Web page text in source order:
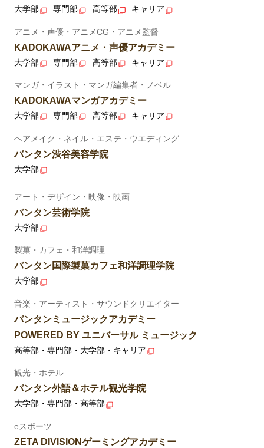
大学部 専門部 高等部 キャリア
アニメ・声優・アニメCG・アニメ監督
KADOKAWAアニメ・声優アカデミー
大学部 専門部 高等部 キャリア
マンガ・イラスト・マンガ編集者・ノベル
KADOKAWAマンガアカデミー
大学部 専門部 高等部 キャリア
ヘアメイク・ネイル・エステ・ウエディング
バンタン渋谷美容学院
大学部
アート・デザイン・映像・映画
バンタン芸術学院
大学部
製菓・カフェ・和洋調理
バンタン国際製菓カフェ和洋調理学院
大学部
音楽・アーティスト・サウンドクリエイター
バンタンミュージックアカデミー
POWERED BY ユニバーサル ミュージック
高等部・専門部・大学部・キャリア
観光・ホテル
バンタン外語＆ホテル観光学院
大学部・専門部・高等部
eスポーツ
ZETA DIVISIONゲーミングアカデミー